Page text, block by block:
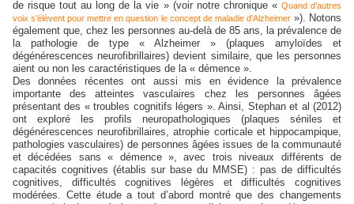
de risque tout au long de la vie » (voir notre chronique « Quand d’autres
voix s’élèvent pour mettre en question le concept de maladie d’Alzheimer»). Notons
également que, chez les personnes au-delà de 85 ans, la prévalence de
la pathologie de type « Alzheimer » (plaques amyloïdes et
dégénérescences neurofibrillaires) devient similaire, que les personnes
aient ou non les caractéristiques de la « démence ».
Des données récentes ont aussi mis en évidence la prévalence
importante des atteintes vasculaires chez les personnes âgées
présentant des « troubles cognitifs légers ». Ainsi, Stephan et al (2012)
ont exploré les profils neuropathologiques (plaques séniles et
dégénérescences neurofibrillaires, atrophie corticale et hippocampique,
pathologies vasculaires) de personnes âgées issues de la communauté
et décédées sans « démence », avec trois niveaux différents de
capacités cognitives (établis sur base du MMSE) : pas de difficultés
cognitives, difficultés cognitives légères et difficultés cognitives
modérées. Cette étude a tout d’abord montré que des changements